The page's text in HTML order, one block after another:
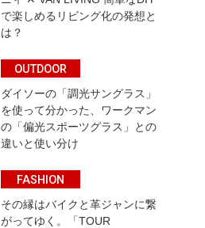
で楽しめるリビング化の発想と
は？
OUTDOOR
ダイソーの「調光サングラス」
を使って分かった、ワークマン
の「偏光スポーツグラス」との
違いと使い分け
FASHION
その縁はバイクと革ジャンに繋
がってゆく。「TOUR